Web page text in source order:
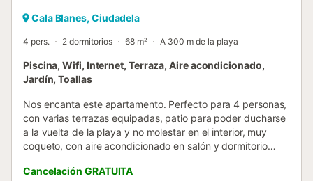
Cala Blanes, Ciudadela
4 pers. 2 dormitorios 68 m² A 300 m de la playa
Piscina, Wifi, Internet, Terraza, Aire acondicionado,
Jardín, Toallas
Nos encanta este apartamento. Perfecto para 4 personas,
con varias terrazas equipadas, patio para poder ducharse
a la vuelta de la playa y no molestar en el interior, muy
coqueto, con aire acondicionado en salón y dormitorio
de la playa, a pocos metros de un restaurante y un
Cancelación GRATUITA